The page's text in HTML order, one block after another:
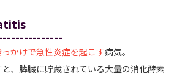
かけで急性炎症を起こす病気。
、膵臓に貯蔵されている大量の消化酵素